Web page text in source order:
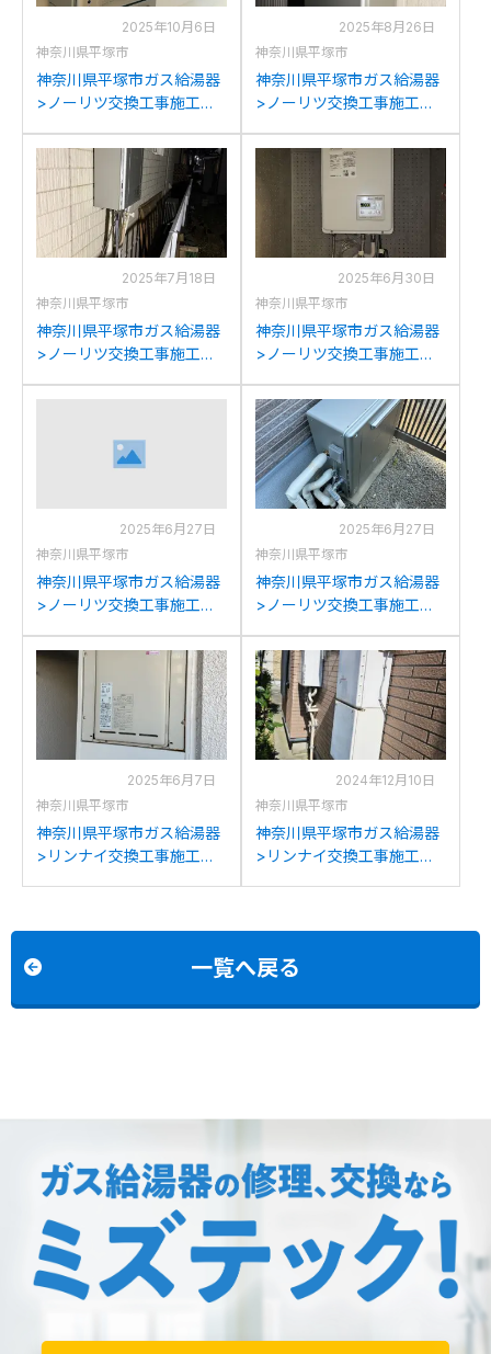
2025年10月6日
神奈川県平塚市
神奈川県平塚市ガス給湯器
>ノーリツ交換工事施工事
2450SAWXからノーリツ
GT-C2472SAW BLへの交
換
2025年8月26日
神奈川県平塚市
神奈川県平塚市ガス給湯器
>ノーリツ交換工事施工事
からノーリツGT-
C2472SAW BLへの交換
2025年7月18日
神奈川県平塚市
神奈川県平塚市ガス給湯器
>ノーリツ交換工事施工事
らノーリツGT-C2072SAW
2025年6月30日
神奈川県平塚市
神奈川県平塚市ガス給湯器
>ノーリツ交換工事施工事
V1610FFUA-Eからノーリツ
GQ-1637WS-FFAへの交換
2025年6月27日
神奈川県平塚市
神奈川県平塚市ガス給湯器
>ノーリツ交換工事施工事
C2442SAWX-MBからノー
リツGT-C2472SAW BLへ
の交換
2025年6月27日
神奈川県平塚市
神奈川県平塚市ガス給湯器
>ノーリツ交換工事施工事
からノーリツGT-
C2472SAR BLへの交換
2025年6月7日
神奈川県平塚市
神奈川県平塚市ガス給湯器
>リンナイ交換工事施工事
2024年12月10日
神奈川県平塚市
神奈川県平塚市ガス給湯器
>リンナイ交換工事施工事
一覧へ戻る